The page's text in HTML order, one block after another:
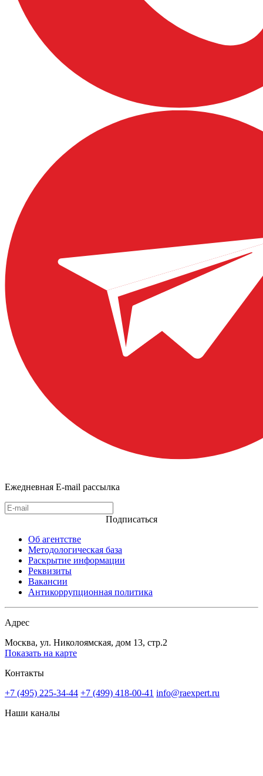
Ежедневная E-mail рассылка
Подписаться
Об агентстве
Методологическая база
Раскрытие информации
Реквизиты
Вакансии
Антикоррупционная политика
Адрес
Москва, ул. Николоямская, дом 13, стр.2
Показать на карте
Контакты
+7 (495) 225-34-44 +7 (499) 418-00-41 info@raexpert.ru
Наши каналы